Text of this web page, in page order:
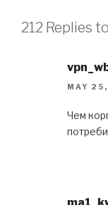
212 Replies
MAY
Чем